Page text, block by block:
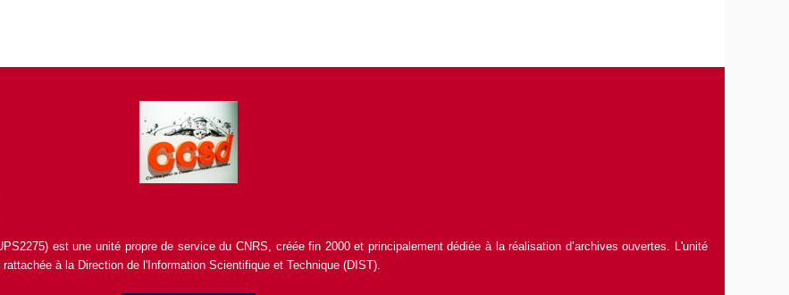
est une unité propre de service du CNRS, créée fin 2000 et principalement dédiée à la réalisation d’archives ouvertes. L'unité
à la Direction de l'Information Scientifique et Technique (DIST).